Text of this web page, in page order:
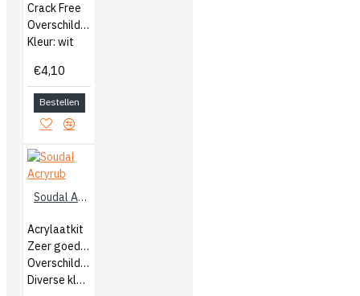
Crack Free
Overschilderbaar na 10 minuten
Kleur: wit
€4,10
Bestellen
Soudal Acryrub
Acrylaatkit
Zeer goede hechting
Overschilderbaar
Diverse kleuren